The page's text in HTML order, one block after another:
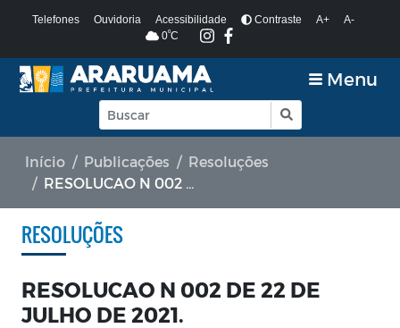
Telefones Ouvidoria Acessibilidade Contraste A+
A-
0ºC
Menu
Início Publicações
Resoluções
RESOLUCAO N 002 DE 22 DE JULHO DE 2021.
RESOLUÇÕES
RESOLUCAO N 002 DE 22 DE
JULHO DE 2021.